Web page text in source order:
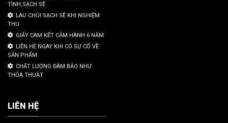
TÌNH,SẠCH SẼ
LAU CHÙI SẠCH SẼ KHI NGHIỆM
THU
GIẤY CAM KẾT CẢM HÀNH 6 NĂM
LIÊN HỆ NGAY KHI CÓ SỰ CỐ VỀ
SẢN PHẨM
CHẤT LƯỢNG ĐÀM BẢO NHƯ
THỎA THUẬT
LIÊN HỆ